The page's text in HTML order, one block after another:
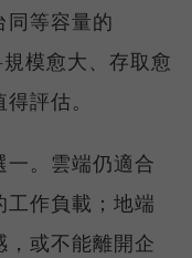
同等容量的
模愈大、存取愈
評估。
。雲端仍適合
作負載；地端
，或不能離開企